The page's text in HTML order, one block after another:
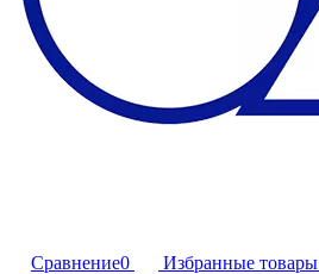
Сравнение0 Избранные товары